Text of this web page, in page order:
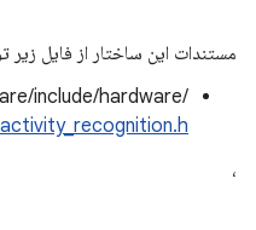
مستندات این ساختار از فایل
include/hardware/
activity_recognition.h
،